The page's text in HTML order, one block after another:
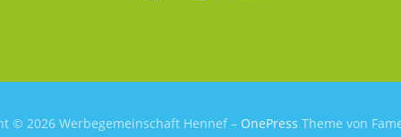
© 2026 Werbegemeinschaft Hennef– OnePress Theme von